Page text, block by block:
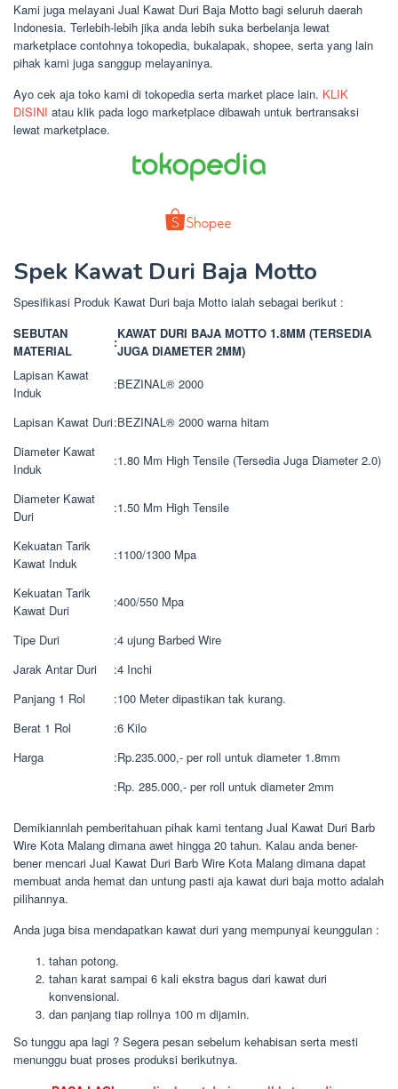
Kami juga melayani Jual Kawat Duri Baja Motto bagi seluruh daerah
Indonesia. Terlebih-lebih jika anda lebih suka berbelanja lewat
marketplace contohnya tokopedia, bukalapak, shopee, serta yang lain
pihak kami juga sanggup melayaninya.
Ayo cek aja toko kami di tokopedia serta market place lain. KLIK
DISINI atau klik pada logo marketplace dibawah untuk bertransaksi
lewat marketplace.
Spek Kawat Duri Baja Motto
Spesifikasi Produk Kawat Duri baja Motto ialah sebagai berikut :
SEBUTAN
MATERIAL
:
KAWAT DURI BAJA MOTTO 1.8MM (TERSEDIA
JUGA DIAMETER 2MM)
Lapisan Kawat
Induk
:BEZINAL® 2000
Lapisan Kawat Duri:BEZINAL® 2000 warna hitam
Diameter Kawat
Induk
:1.80 Mm High Tensile (Tersedia Juga Diameter 2.0)
Diameter Kawat
Duri
:1.50 Mm High Tensile
Kekuatan Tarik
Kawat Induk
:1100/1300 Mpa
Kekuatan Tarik
Kawat Duri
:400/550 Mpa
Tipe Duri :4 ujung Barbed Wire
Jarak Antar Duri
:4 Inchi
Panjang 1 Rol
:100 Meter dipastikan tak kurang.
Berat 1 Rol
:6 Kilo
Harga
:Rp.235.000,- per roll untuk diameter 1.8mm
:Rp. 285.000,- per roll untuk diameter 2mm
Demikiannlah pemberitahuan pihak kami tentang Jual Kawat Duri Barb
Wire Kota Malang dimana awet hingga 20 tahun. Kalau anda bener-
bener mencari Jual Kawat Duri Barb Wire Kota Malang dimana dapat
membuat anda hemat dan untung pasti aja kawat duri baja motto adalah
pilihannya.
Anda juga bisa mendapatkan kawat duri yang mempunyai keunggulan :
tahan potong.
tahan karat sampai 6 kali ekstra bagus dari kawat duri
konvensional.
dan panjang tiap rollnya 100 m dijamin.
So tunggu apa lagi ? Segera pesan sebelum kehabisan serta mesti
menunggu buat proses produksi berikutnya.